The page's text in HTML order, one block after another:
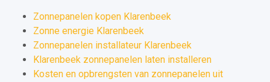
Zonnepanelen kopen Klarenbeek
Zonne energie Klarenbeek
Zonnepanelen installateur Klarenbeek
Klarenbeek zonnepanelen laten installeren
Kosten en opbrengsten van zonnepanelen uit